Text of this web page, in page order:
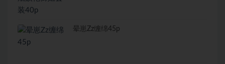
晕崽Zz缠绵45p